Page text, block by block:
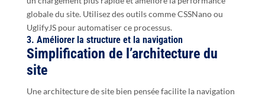
globale du site. Utilisez des outils comme CSSNano ou
UglifyJS pour automatiser ce processus.
3. Améliorer la structure et la navigation
Simplification de l’architecture du
site
Une architecture de site bien pensée facilite la navigation